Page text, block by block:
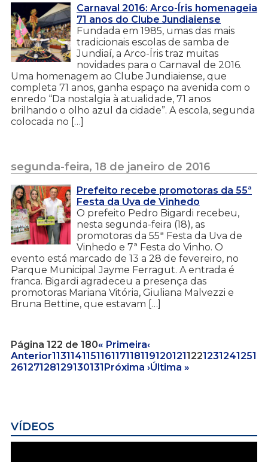
Carnaval 2016: Arco-Íris homenageia
71 anos do Clube Jundiaiense
Fundada em 1985, umas das mais
tradicionais escolas de samba de
Jundiaí, a Arco-Íris traz muitas
novidades para o Carnaval de 2016.
Uma homenagem ao Clube Jundiaiense, que
completa 71 anos, ganha espaço na avenida com o
enredo “Da nostalgia à atualidade, 71 anos
brilhando o olho azul da cidade”. A escola, segunda
colocada no […]
segunda-feira, 18 de janeiro de 2016
Prefeito recebe promotoras da 55ª
Festa da Uva de Vinhedo
O prefeito Pedro Bigardi recebeu,
nesta segunda-feira (18), as
promotoras da 55ª Festa da Uva de
Vinhedo e 7ª Festa do Vinho. O
evento está marcado de 13 a 28 de fevereiro, no
Parque Municipal Jayme Ferragut. A entrada é
franca. Bigardi agradeceu a presença das
promotoras Mariana Vitória, Giuliana Malvezzi e
Bruna Bettine, que estavam […]
Página 122 de 180« Primeira‹
Anterior1131141151161171181191201211221231241251
26127128129130131Próxima ›Última »
VÍDEOS